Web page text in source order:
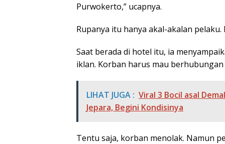
Purwokerto,” ucapnya.
Rupanya itu hanya akal-akalan
Saat berada di hotel itu, ia
iklan. Korban harus mau
LIHAT JUGA : Viral 3 Bocil asal
Jepara, Begini Kondisinya
Tentu saja, korban menolak. Namun